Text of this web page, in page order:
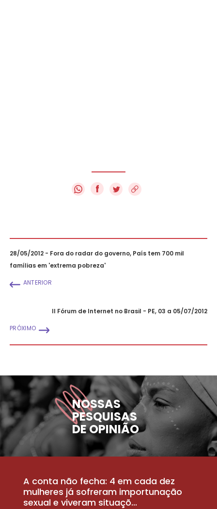
f
28/05/2012 - Fora do radar do governo, País tem 700 mil
famílias em 'extrema pobreza'
ANTERIOR
II Fórum de Internet no Brasil - PE, 03 a 05/07/2012
PRÓXIMO
NOSSAS
PESQUISAS
DE OPINIÃO
A conta não fecha: 4 em cada dez
mulheres já sofreram importunação
sexual e viveram situaçõ...